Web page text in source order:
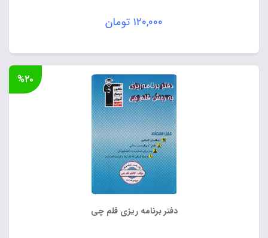
۱۲۰,۰۰۰ تومان
دفتر برنامه ریزی قلم چی
%۲۰